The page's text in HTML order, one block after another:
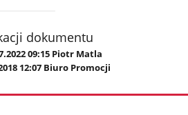
dokumentu
09:15 Piotr Matla
12:07 Biuro Promocji